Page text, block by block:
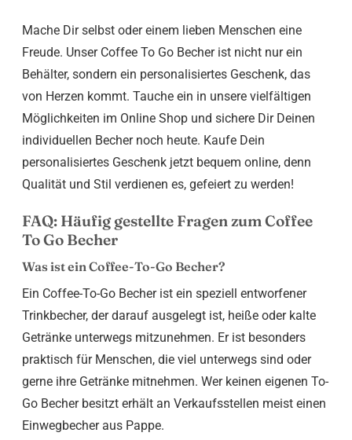
Mache Dir selbst oder einem lieben Menschen eine
Freude. Unser Coffee To Go Becher ist nicht nur ein
Behälter, sondern ein personalisiertes Geschenk, das
von Herzen kommt. Tauche ein in unsere vielfältigen
Möglichkeiten im Online Shop und sichere Dir Deinen
individuellen Becher noch heute. Kaufe Dein
personalisiertes Geschenk jetzt bequem online, denn
Qualität und Stil verdienen es, gefeiert zu werden!
FAQ: Häufig gestellte Fragen zum Coffee
To Go Becher
Was ist ein Coffee-To-Go Becher?
Ein Coffee-To-Go Becher ist ein speziell entworfener
Trinkbecher, der darauf ausgelegt ist, heiße oder kalte
Getränke unterwegs mitzunehmen. Er ist besonders
praktisch für Menschen, die viel unterwegs sind oder
gerne ihre Getränke mitnehmen. Wer keinen eigenen To-
Go Becher besitzt erhält an Verkaufsstellen meist einen
Einwegbecher aus Pappe.